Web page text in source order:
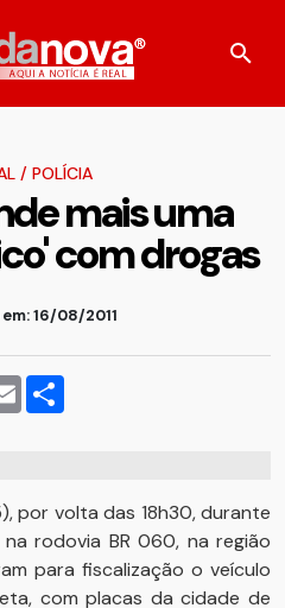
/ POLÍCIA
mais uma
com drogas
16/08/2011
Email
por volta das 18h30, durante
rodovia BR 060, na região
para fiscalização o veículo
com placas da cidade de